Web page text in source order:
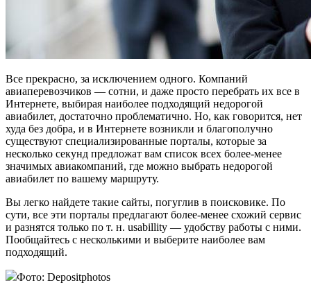
Все прекрасно, за исключением одного. Компаний
авиаперевозчиков — сотни, и даже просто перебрать их все в
Интернете, выбирая наиболее подходящий недорогой
авиабилет, достаточно проблематично. Но, как говорится, нет
худа без добра, и в Интернете возникли и благополучно
существуют специализированные порталы, которые за
несколько секунд предложат вам список всех более-менее
значимых авиакомпаний, где можно выбрать недорогой
авиабилет по вашему маршруту.
Вы легко найдете такие сайты, погуглив в поисковике. По
сути, все эти порталы предлагают более-менее схожий сервис
и разнятся только по т. н. usabillity — удобству работы с ними.
Пообщайтесь с несколькими и выберите наиболее вам
подходящий.
Фото: Depositphotos